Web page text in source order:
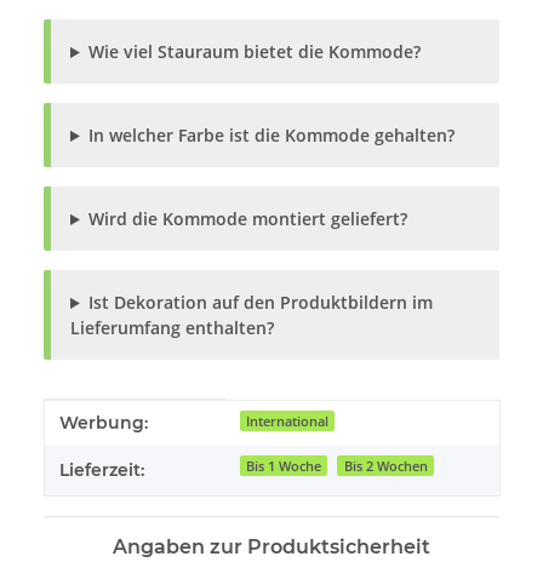
Wie viel Stauraum bietet die Kommode?
In welcher Farbe ist die Kommode gehalten?
Wird die Kommode montiert geliefert?
Ist Dekoration auf den Produktbildern im
Lieferumfang enthalten?
Produkteigenschaft
Wert
Werbung: International
Lieferzeit: Bis 1 Woche Bis 2 Wochen
Angaben zur Produktsicherheit